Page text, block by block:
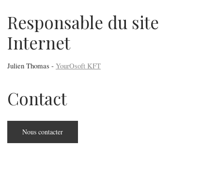
Responsable du site
Internet
Julien Thomas - YourOsoft KFT
Contact
Nous contacter